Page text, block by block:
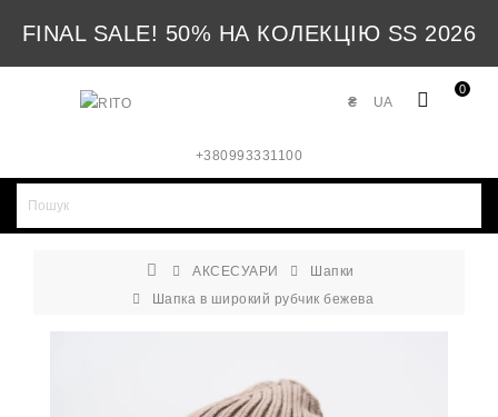
FINAL SALE! 50% НА КОЛЕКЦІЮ SS 2026
0
UA
₴
+380993331100
АКСЕСУАРИ
Шапки
Шапка в широкий рубчик бежева